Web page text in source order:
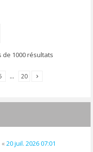
1000 résultats
… 20
« 20 juil. 2026 07:01